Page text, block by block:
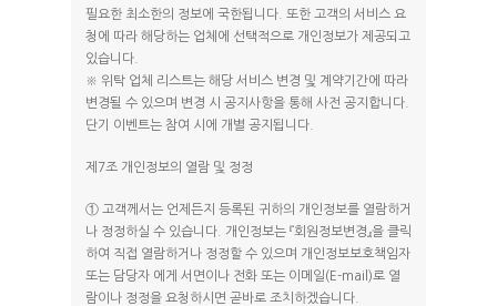
필요한 최소한의 정보에 국한됩니다. 또한 고객의 서비스 요
청에 따라 해당하는 업체에 선택적으로 개인정보가 제공되고
있습니다.
※ 위탁 업체 리스트는 해당 서비스 변경 및 계약기간에 따라
변경될 수 있으며 변경 시 공지사항을 통해 사전 공지합니다.
단기 이벤트는 참여 시에 개별 공지됩니다.
제7조 개인정보의 열람 및 정정
① 고객께서는 언제든지 등록된 귀하의 개인정보를 열람하거
나 정정하실 수 있습니다. 개인정보는 『회원정보변경』을 클릭
하여 직접 열람하거나 정정할 수 있으며 개인정보보호책임자
또는 담당자 에게 서면이나 전화 또는 이메일(E-mail)로 열
람이나 정정을 요청하시면 곧바로 조치하겠습니다.